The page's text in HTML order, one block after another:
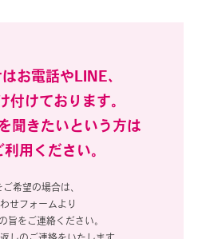
お電話やLINE、
付けております。
聞きたいという方は
用ください。
希望の場合は、
せフォームより
旨をご連絡ください。